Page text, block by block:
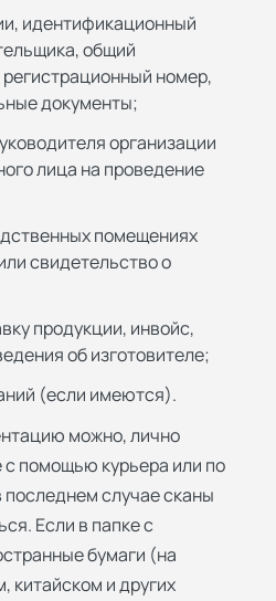
идентификационный
общий
номер,
документы;
организации
лица на проведение
помещениях
свидетельство о
продукции, инвойс,
об изготовителе;
(если имеются).
можно, лично
с помощью курьера или по
последнем случае сканы
Если в папке с
бумаги (на
китайском и других